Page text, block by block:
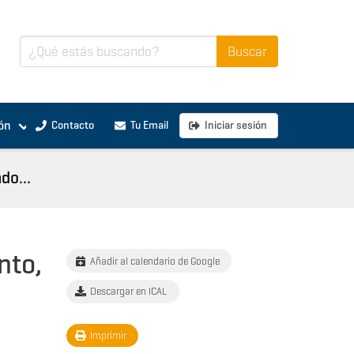
Contacto Tu Email Iniciar sesión
Añadir al calendario de Google
Descargar en ICAL
Imprimir